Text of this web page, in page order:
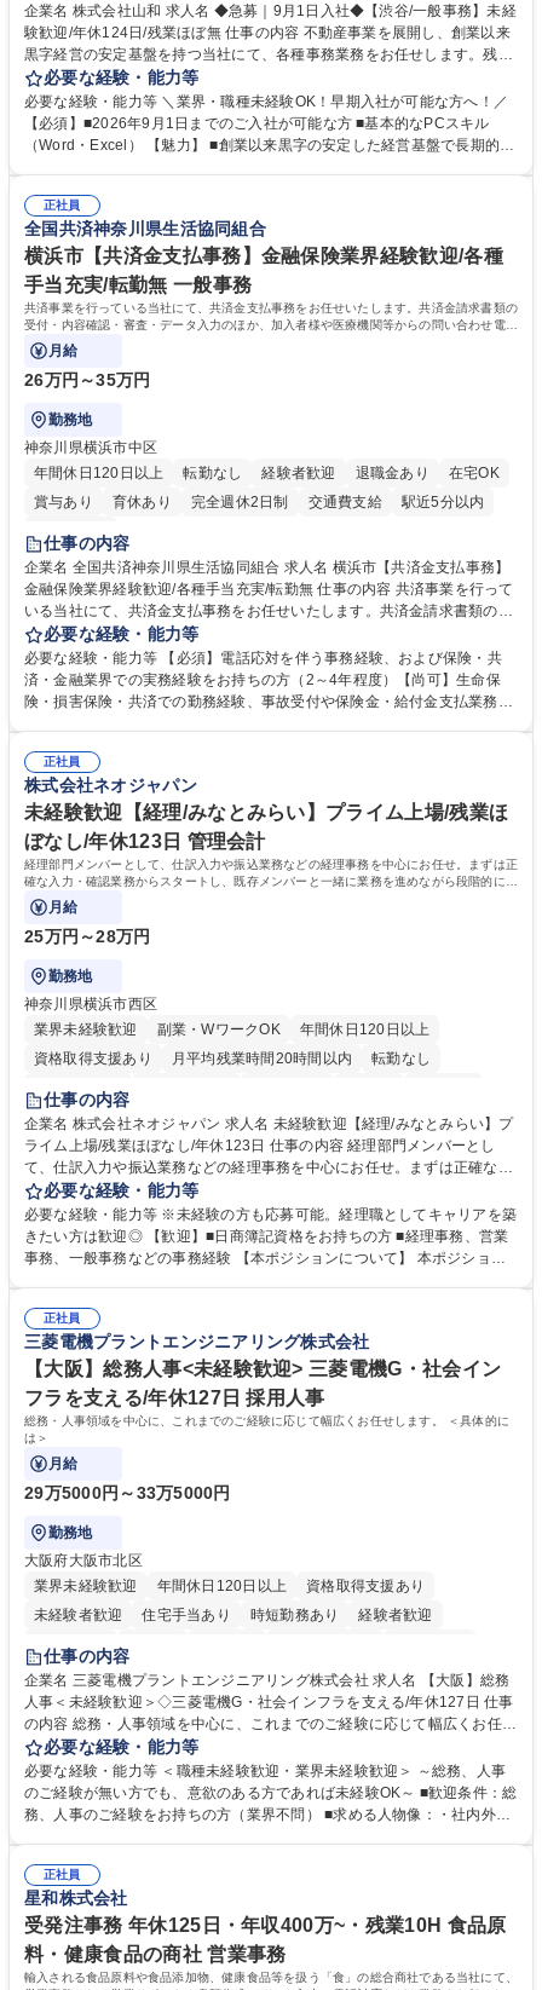
企業名 株式会社山和 求人名 ◆急募｜9月1日入社◆【渋谷/一般事務】未経
験歓迎/年休124日/残業ほぼ無 仕事の内容 不動産事業を展開し、創業以来
黒字経営の安定基盤を持つ当社にて、各種事務業務をお任せします。残業
がほぼ発生せず、連続した日程の有給取得が可能なため、WLBを整えたい
方にお勧めの環境です！ 入社後はOJTを通じて丁寧に研修を行いますの
で、事務未経験の方でも安心して臨むことができます。 【業務詳細】■電
話・来客対応 ■物件の鍵や社内の備品管理 ■データ入力や書類作成 ■契約
必要な経験・能力等
必要な経験・能力等 ＼業界・職種未経験OK！早期入社が可能な方へ！／
【必須】■2026年9月1日までのご入社が可能な方 ■基本的なPCスキル
（Word・Excel） 【魅力】 ■創業以来黒字の安定した経営基盤で長期的に
のOJTで業務を習得可能、未経験でもしっかりサポート 学歴・資格 学
歴：大学院 大学 高専 短大 語学力： 資格：
正社員
全国共済神奈川県生活協同組合
横浜市【共済金支払事務】金融保険業界経験歓迎/各種
手当充実/転勤無 一般事務
共済事業を行っている当社にて、共済金支払事務をお任せいたします。共済金請求書類の
受付・内容確認・審査・データ入力のほか、加入者様や医療機関等からの問い合わせ電話
対応や書類発送等を担当します。
月給
26万円～35万円
勤務地
神奈川県横浜市中区
年間休日120日以上
転勤なし 経験者歓迎 退職金あり
在宅OK
賞与あり
育休あり 完全週休2日制 交通費支給
駅近5分以内
土日祝休み
仕事の内容
企業名 全国共済神奈川県生活協同組合 求人名 横浜市【共済金支払事務】
金融保険業界経験歓迎/各種手当充実/転勤無 仕事の内容 共済事業を行って
いる当社にて、共済金支払事務をお任せいたします。共済金請求書類の受
付・内容確認・審査・データ入力のほか、加入者様や医療機関等からの問
い合わせ電話対応や書類発送等を担当します。 ■共済金請求書類の受付、
内容確認、および共済金支払に関する審査・事務処理業務全般を担当 ■専
用システムへのデータ入力、各種必要書類の作成・発送作業 ■加入者様や
指定する業務 募集職種 横浜市【共済金支払事務】金融保険業界経験歓迎/
各種手当充実/転勤無
必要な経験・能力等
必要な経験・能力等 【必須】電話応対を伴う事務経験、および保険・共
済・金融業界での実務経験をお持ちの方（2～4年程度）【尚可】生命保
険・損害保険・共済での勤務経験、事故受付や保険金・給付金支払業務経
務へのキャリアチェンジ希望者も大歓迎です！ 学歴・資格 学歴：大学院
大学 高専 短大 専修学校 高校 語学力： 資格：
正社員
株式会社ネオジャパン
未経験歓迎【経理/みなとみらい】プライム上場/残業ほ
ぼなし/年休123日 管理会計
経理部門メンバーとして、仕訳入力や振込業務などの経理事務を中心にお任せ。まずは正
確な入力・確認業務からスタートし、既存メンバーと一緒に業務を進めながら段階的に経
理知識を身につけていただきます。
月給
25万円～28万円
勤務地
神奈川県横浜市西区
業界未経験歓迎
副業・WワークOK
年間休日120日以上
資格取得支援あり
月平均残業時間20時間以内
転勤なし
未経験者歓迎
完全週休2日制
交通費支給 駅近5分以内 土日祝休み
服装自由
寮・社宅あり
仕事の内容
企業名 株式会社ネオジャパン 求人名 未経験歓迎【経理/みなとみらい】プ
ライム上場/残業ほぼなし/年休123日 仕事の内容 経理部門メンバーとし
て、仕訳入力や振込業務などの経理事務を中心にお任せ。まずは正確な入
力・確認業務からスタートし、既存メンバーと一緒に業務を進めながら段
階的に経理知識を身につけていただきます。 【具体的には】 ■社内稟議に
基づく仕訳入力 ■月末の振込業務 ■明細作成 ■伝票処理、記帳業務 ■既存
メンバーの業務サポート 【将来的には】 ■月次決算補助 ■四半期・年次決
想定です。 募集職種 未経験歓迎【経理/みなとみらい】プライム上場/残業
ほぼなし/年休123日
必要な経験・能力等
必要な経験・能力等 ※未経験の方も応募可能。経理職としてキャリアを築
きたい方は歓迎◎ 【歓迎】■日商簿記資格をお持ちの方 ■経理事務、営業
事務、一般事務などの事務経験 【本ポジションについて】 本ポジション
当し、3～5年をかけて月次決算・四半期決算・開示資料作成補助などへス
テップアップできます。また、残業は通常月ほぼなく、決算月でも10時間
未満のため、無理なく経理として専門性を身につけられる環境です。 学
歴・資格 学歴：大学院 大学 高専 短大 専修学校 高校 語学力： 資格：日商
簿記検定1級 日商簿記検定2級
正社員
三菱電機プラントエンジニアリング株式会社
【大阪】総務人事<未経験歓迎> 三菱電機G・社会イン
フラを支える/年休127日 採用人事
総務・人事領域を中心に、これまでのご経験に応じて幅広くお任せします。 ＜具体的に
は＞
月給
29万5000円～33万5000円
勤務地
大阪府大阪市北区
業界未経験歓迎
年間休日120日以上
資格取得支援あり
未経験者歓迎
住宅手当あり 時短勤務あり
経験者歓迎
退職金あり
駅近5分以内
土日祝休み 服装自由 寮・社宅あり 食事補助あり
仕事の内容
企業名 三菱電機プラントエンジニアリング株式会社 求人名 【大阪】総務
人事＜未経験歓迎＞◇三菱電機G・社会インフラを支える/年休127日 仕事
の内容 総務・人事領域を中心に、これまでのご経験に応じて幅広くお任せ
します。 ＜具体的には＞ ・総務/人事労務（給与・社保・勤怠管理など）
・採用・教育研修 ・福利厚生運用 など ※基本的には事務所勤務ですが、
採用や教育等の業務内容により、関西圏以外への日帰り・宿泊を伴う国内
出張もございます。 ※担当業務を持ちつつ、お互いに助け合いながら、総
必要な経験・能力等
必要な経験・能力等 ＜職種未経験歓迎・業界未経験歓迎＞ ～総務、人事
のご経験が無い方でも、意欲のある方であれば未経験OK～ ■歓迎条件：総
務、人事のご経験をお持ちの方（業界不問） ■求める人物像：・社内外の
正社員
星和株式会社
受発注事務 年休125日・年収400万~・残業10H 食品原
料・健康食品の商社 営業事務
輸入される食品原料や食品添加物、健康食品等を扱う「食」の総合商社である当社にて、